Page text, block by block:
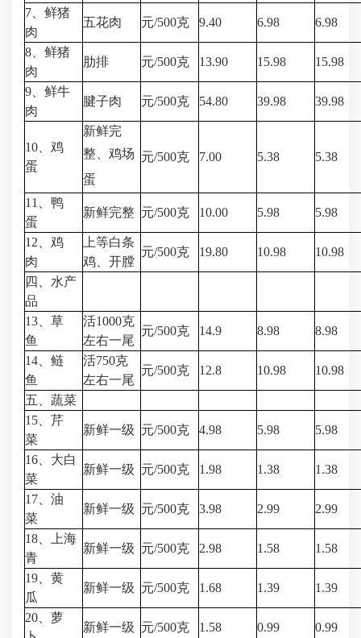
7、鲜猪
肉
五花肉 元/500克 9.40 6.98 6.98
8、鲜猪
肉
肋排 元/500克 13.90 15.98 15.98
9、鲜牛
肉
腱子肉 元/500克 54.80 39.98 39.98
10、鸡
蛋
新鲜完
整、 鸡场
蛋
元/500克 7.00 5.38 5.38
11、鸭
蛋
新鲜完整 元/500克 10.00 5.98 5.98
12、鸡
肉
上等白条
鸡、开膛
元/500克 19.80 10.98 10.98
四、水产
品
13、草
鱼
活1000克
左右一尾
元/500克 14.9 8.98 8.98
14、鲢
鱼
活750克
左右一尾
元/500克 12.8 10.98 10.98
五、蔬菜
15、芹
菜
新鲜一级 元/500克 4.98 5.98 5.98
16、大白
菜
新鲜一级 元/500克 1.98 1.38 1.38
17、油
菜
新鲜一级 元/500克 3.98 2.99 2.99
18、上海
青
新鲜一级 元/500克 2.98 1.58 1.58
19、黄
瓜
新鲜一级 元/500克 1.68 1.39 1.39
20、萝
新鲜一级 元/500克 1.58 0.99 0.99